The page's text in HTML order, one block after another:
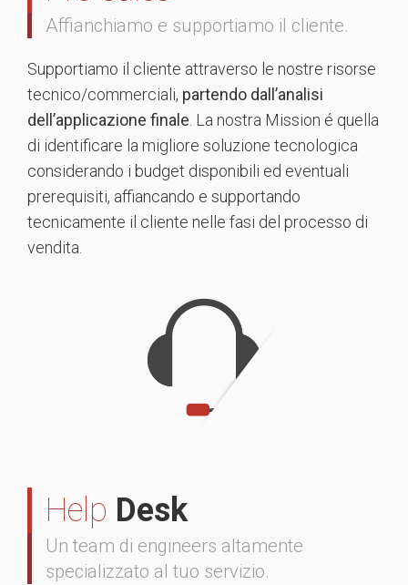
Affianchiamo e supportiamo il cliente.
Supportiamo il cliente attraverso le nostre risorse
tecnico/commerciali, partendo dall’analisi
dell’applicazione finale . La nostra Mission é quella
di identificare la migliore soluzione tecnologica
considerando i budget disponibili ed eventuali
prerequisiti, affiancando e supportando
tecnicamente il cliente nelle fasi del processo di
vendita.
Help Desk
Un team di engineers altamente
specializzato al tuo servizio.